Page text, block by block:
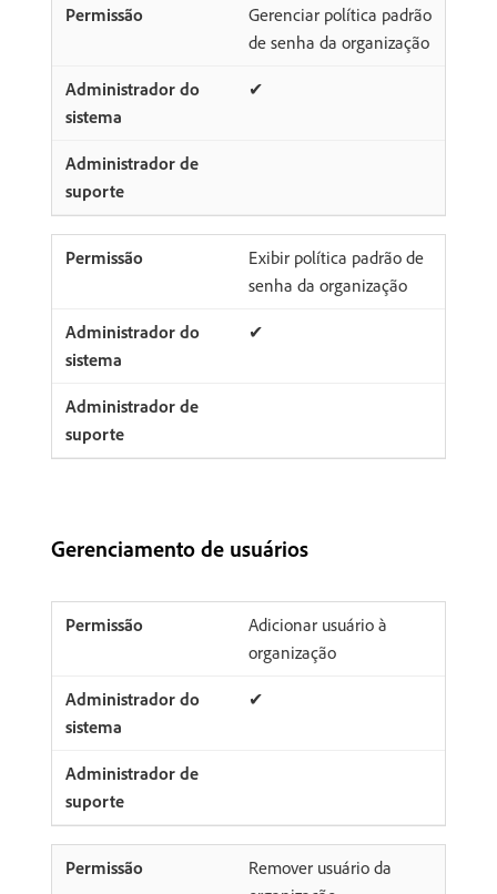
Gerenciar política padrão
de senha da organização
✔
Exibir política padrão de
senha da organização
✔
Gerenciamento de usuários
Adicionar usuário à
organização
✔
Remover usuário da